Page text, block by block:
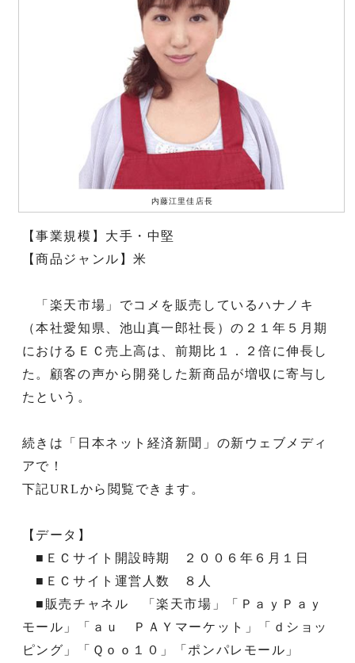
内藤江里佳店長
【事業規模】大手・中堅
【商品ジャンル】米
「楽天市場」でコメを販売しているハナノキ
（本社愛知県、池山真一郎社長）の２１年５月期
におけるＥＣ売上高は、前期比１．２倍に伸長し
た。顧客の声から開発した新商品が増収に寄与し
たという。
続きは「日本ネット経済新聞」の新ウェブメディ
アで！
下記URLから閲覧できます。
【データ】
■ＥＣサイト開設時期 ２００６年６月１日
■ＥＣサイト運営人数 ８人
■販売チャネル 「楽天市場」「ＰａｙＰａｙ
モール」「ａｕ ＰＡＹマーケット」「ｄショッ
ピング」「Ｑｏｏ１０」「ポンパレモール」